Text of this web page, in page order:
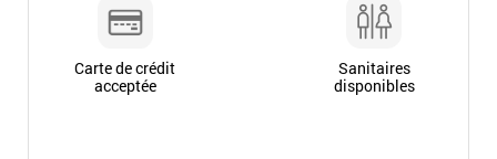
Carte de crédit
acceptée
Sanitaires
disponibles